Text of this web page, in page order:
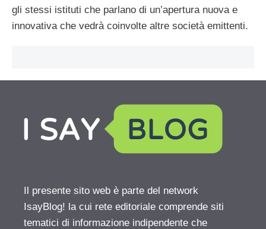
gli stessi istituti che parlano di un’apertura nuova e
innovativa che vedrà coinvolte altre società emittenti.
Il presente sito web è parte del network
IsayBlog! la cui rete editoriale comprende siti
tematici di informazione indipendente che